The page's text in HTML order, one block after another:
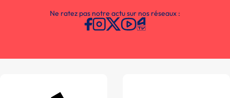
Ne ratez pas notre actu sur nos réseaux :